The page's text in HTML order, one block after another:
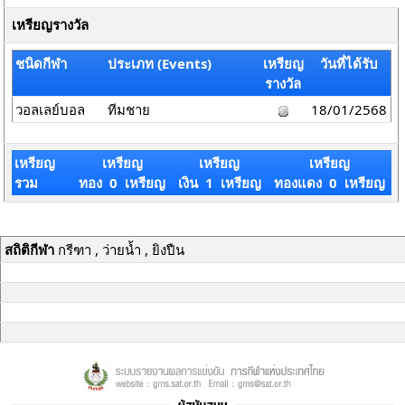
เหรียญรางวัล
ชนิดกีฬา ประเภท (Events)
เหรียญ
รางวัล
วันที่ได้รับ
วอลเลย์บอล ทีมชาย 18/01/2568
เหรียญ
รวม
เหรียญ
ทอง 0 เหรียญ
เหรียญ
เงิน 1 เหรียญ
เหรียญ
ทองแดง 0 เหรียญ
สถิติกีฬากรีฑา , ว่ายน้ำ , ยิงปืน